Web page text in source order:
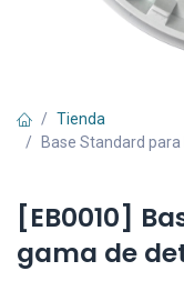
Tienda
Base Standard
[EB0010]
gama de